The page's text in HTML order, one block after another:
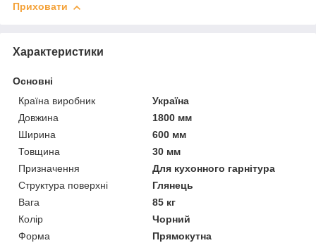
Приховати
Характеристики
Основні
Країна виробник
Україна
Довжина
1800 мм
Ширина
600 мм
Товщина
30 мм
Призначення
Для кухонного гарнітура
Структура поверхні
Глянець
Вага
85 кг
Колір
Чорний
Форма
Прямокутна